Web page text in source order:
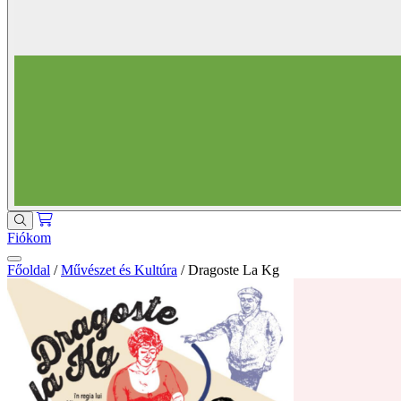
Fiókom
Főoldal / Művészet és Kultúra / Dragoste La Kg